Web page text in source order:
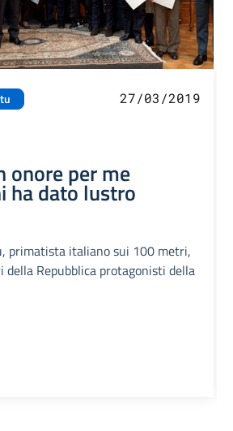
27/03/2019
onore per me
ha dato lustro
primatista italiano sui 100 metri,
Repubblica protagonisti della